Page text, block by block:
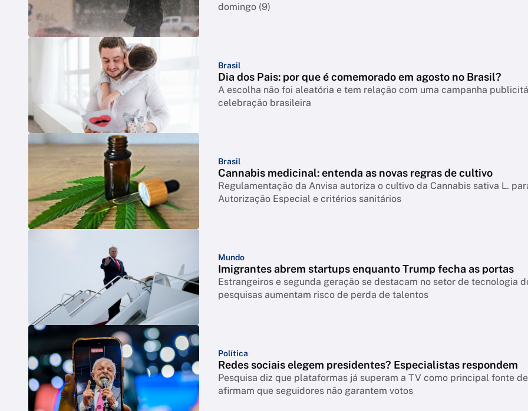
domingo (9)
Brasil
Dia dos Pais: por que é comemorado em agosto no Brasil?
A escolha não foi aleatória e tem relação com uma campanha
celebração brasileira
Brasil
Cannabis medicinal: entenda as novas regras de cultivo
Regulamentação da Anvisa autoriza o cultivo da Cannabis sativa L.
Autorização Especial e critérios sanitários
Mundo
Imigrantes abrem startups enquanto Trump fecha as portas
Estrangeiros e segunda geração se destacam no setor de tecnologia
pesquisas aumentam risco de perda de talentos
Política
Redes sociais elegem presidentes? Especialistas respondem
Pesquisa diz que plataformas já superam a TV como principal fonte
afirmam que seguidores não garantem votos